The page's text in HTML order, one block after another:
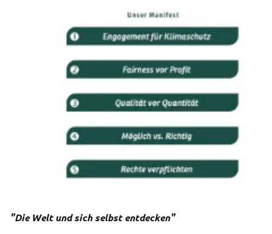
"Die Welt und sich selbst entdecken"